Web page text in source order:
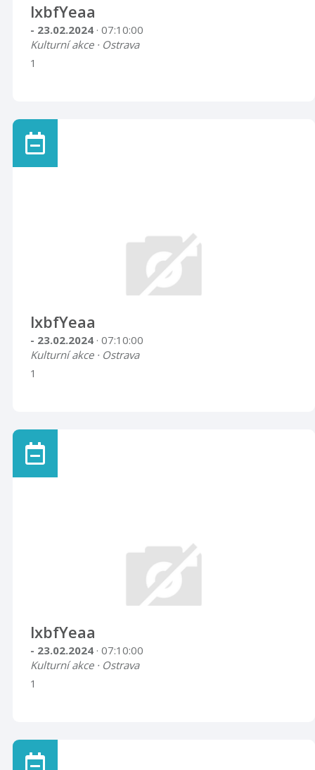
lxbfYeaa
- 23.02.2024 · 07:10:00
Kulturní akce · Ostrava
1
lxbfYeaa
- 23.02.2024 · 07:10:00
Kulturní akce · Ostrava
1
lxbfYeaa
- 23.02.2024 · 07:10:00
Kulturní akce · Ostrava
1